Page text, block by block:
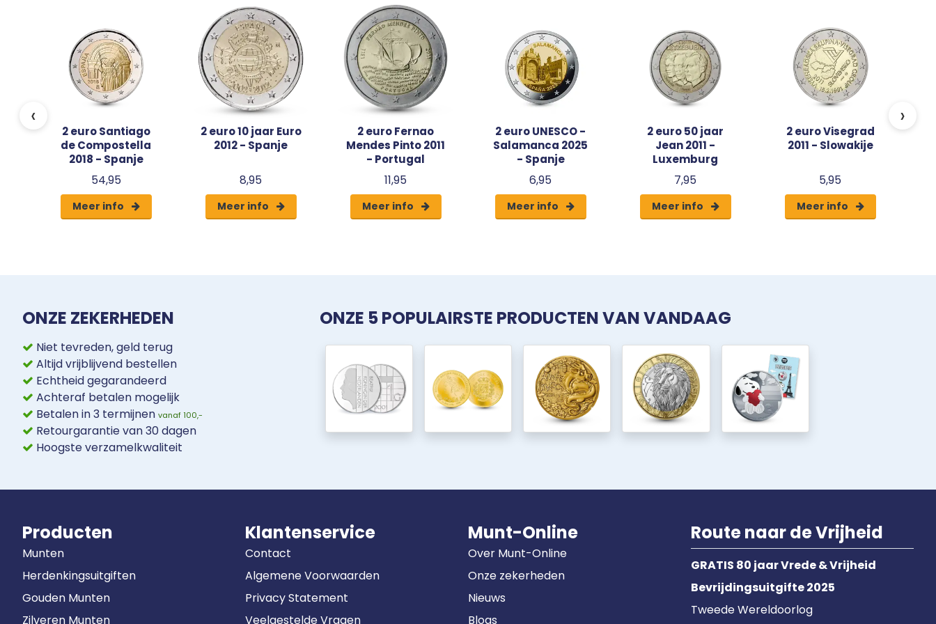
‹
2 euro Santiago
de Compostella
2018 - Spanje
54,95
Meer info
2 euro 10 jaar Euro
2012 - Spanje
8,95
Meer info
2 euro Fernao
Mendes Pinto 2011
- Portugal
11,95
Meer info
2 euro UNESCO -
Salamanca 2025
- Spanje
6,95
Meer info
2 euro 50 jaar
Jean 2011 -
Luxemburg
7,95
Meer info
2 euro Visegrad
2011 - Slowakije
5,95
Meer info
›
ONZE ZEKERHEDEN
Niet tevreden, geld terug
Altijd vrijblijvend bestellen
Echtheid gegarandeerd
Achteraf betalen mogelijk
Betalen in 3 termijnen vanaf 100,-
Retourgarantie van 30 dagen
Hoogste verzamelkwaliteit
ONZE 5 POPULAIRSTE PRODUCTEN VAN VANDAAG
Producten
Munten
Herdenkingsuitgiften
Gouden Munten
Zilveren Munten
Klantenservice
Contact
Algemene Voorwaarden
Privacy Statement
Veelgestelde Vragen
Munt-Online
Over Munt-Online
Onze zekerheden
Nieuws
Blogs
Route naar de Vrijheid
GRATIS 80 jaar Vrede & Vrijheid
Bevrijdingsuitgifte 2025
Tweede Wereldoorlog